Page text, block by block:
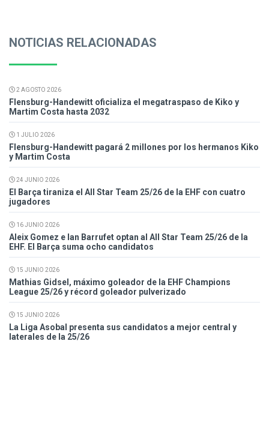
NOTICIAS RELACIONADAS
2 AGOSTO 2026
Flensburg-Handewitt oficializa el megatraspaso de Kiko y
Martim Costa hasta 2032
1 JULIO 2026
Flensburg-Handewitt pagará 2 millones por los hermanos Kiko
y Martim Costa
24 JUNIO 2026
El Barça tiraniza el All Star Team 25/26 de la EHF con cuatro
jugadores
16 JUNIO 2026
Aleix Gomez e Ian Barrufet optan al All Star Team 25/26 de la
EHF. El Barça suma ocho candidatos
15 JUNIO 2026
Mathias Gidsel, máximo goleador de la EHF Champions
League 25/26 y récord goleador pulverizado
15 JUNIO 2026
La Liga Asobal presenta sus candidatos a mejor central y
laterales de la 25/26